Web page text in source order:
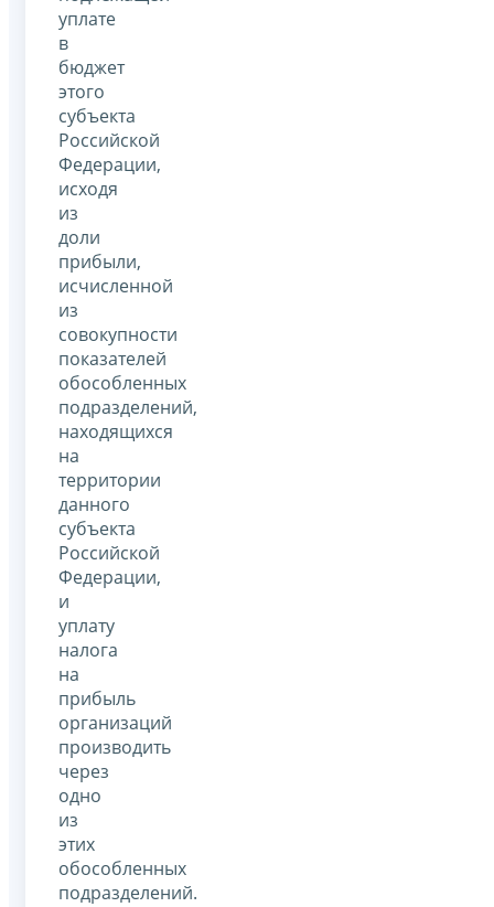
уплате
в
бюджет
этого
субъекта
Российской
Федерации,
исходя
из
доли
прибыли,
исчисленной
из
совокупности
показателей
обособленных
подразделений,
находящихся
на
территории
данного
субъекта
Российской
Федерации,
и
уплату
налога
на
прибыль
организаций
производить
через
одно
из
этих
обособленных
подразделений.